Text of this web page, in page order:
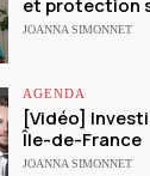
et protection
JOANNA SIMONNET
AGENDA
[Vidéo]
Île-de-France
JOANNA SIMONNET